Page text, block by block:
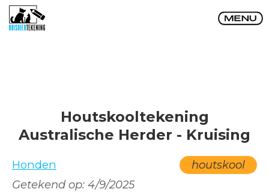
Houtskooltekening
Australische Herder - Kruising
Honden
houtskool
Getekend op: 4/9/2025